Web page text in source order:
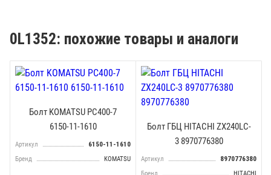
0L1352: похожие товары и аналоги
Болт KOMATSU PC400-7
6150-11-1610
Артикул
6150-11-1610
Бренд
KOMATSU
Болт ГБЦ HITACHI ZX240LC-
3 8970776380
Артикул
8970776380